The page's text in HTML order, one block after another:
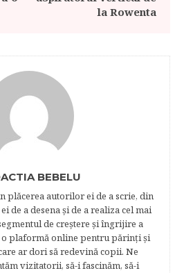
la Rowenta
BEBELU
plăcerea autorilor ei de a scrie, din
de a desena şi de a realiza cel mai
de creştere şi îngrijire a
plaformă online pentru părinţi şi
ar dori să redevină copii. Ne
vizitatorii, să-i fascinăm, să-i